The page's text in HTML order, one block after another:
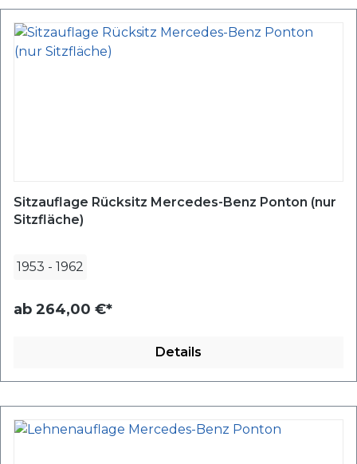
Sitzauflage Rücksitz Mercedes-Benz Ponton (nur
Sitzfläche)
1953 - 1962
ab 264,00 €*
Details